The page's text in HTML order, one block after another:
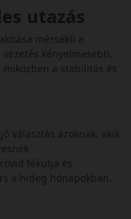
utazás
mérsékli a
kényelmesebb,
a stabilitás és
választás azoknak, akik
fékútja és
a hideg hónapokban.